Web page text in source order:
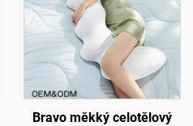
Bravo měkký celotělový